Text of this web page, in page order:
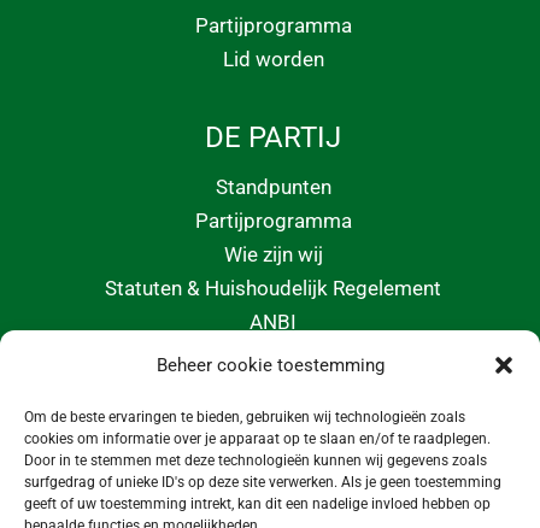
Beheer cookie toestemming
Om de beste ervaringen te bieden, gebruiken wij technologieën zoals
cookies om informatie over je apparaat op te slaan en/of te raadplegen.
Door in te stemmen met deze technologieën kunnen wij gegevens zoals
surfgedrag of unieke ID's op deze site verwerken. Als je geen toestemming
geeft of uw toestemming intrekt, kan dit een nadelige invloed hebben op
Partijprogramma
Lid worden
DE PARTIJ
Standpunten
Partijprogramma
Wie zijn wij
Statuten & Huishoudelijk Regelement
ANBI
info@morgeninmedemblik.nl